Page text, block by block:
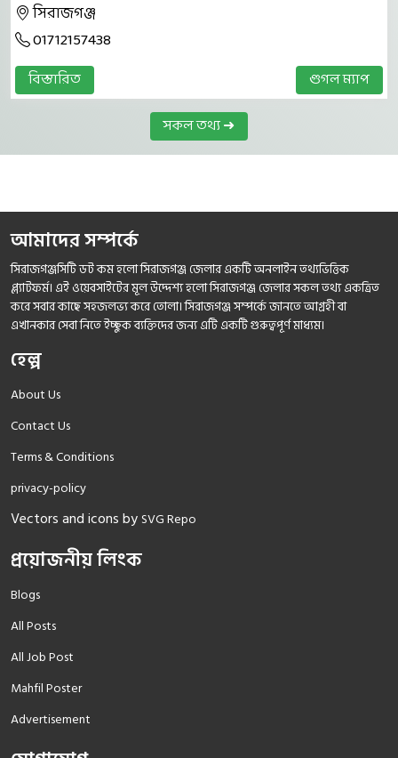
সিরাজগঞ্জ
01712157438
বিস্তারিত
গুগল ম্যাপ
সকল তথ্য ➜
আমাদের সম্পর্কে
সিরাজগঞ্জসিটি ডট কম হলো সিরাজগঞ্জ জেলার একটি অনলাইন তথ্যভিত্তিক
প্ল্যাটফর্ম। এই ওয়েবসাইটের মূল উদ্দেশ্য হলো সিরাজগঞ্জ জেলার সকল তথ্য একত্রিত
করে সবার কাছে সহজলভ্য করে তোলা। সিরাজগঞ্জ সম্পর্কে জানতে আগ্রহী বা
এখানকার সেবা নিতে ইচ্ছুক ব্যক্তিদের জন্য এটি একটি গুরুত্বপূর্ণ মাধ্যম।
হেল্প
About Us
Contact Us
Terms & Conditions
privacy-policy
Vectors and icons by SVG Repo
প্রয়োজনীয় লিংক
Blogs
All Posts
All Job Post
Mahfil Poster
Advertisement